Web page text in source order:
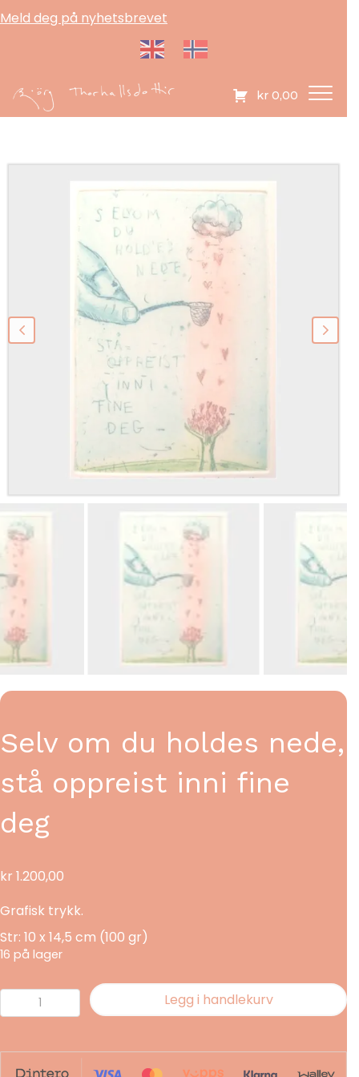
Meld deg på nyhetsbrevet
kr 0,00
Selv om du holdes nede,
stå oppreist inni fine
deg
kr 1.200,00
Grafisk trykk.
Str: 10 x 14,5 cm (100 gr)
16 på lager
Selv
om
holdes
nede,
Legg i handlekurv